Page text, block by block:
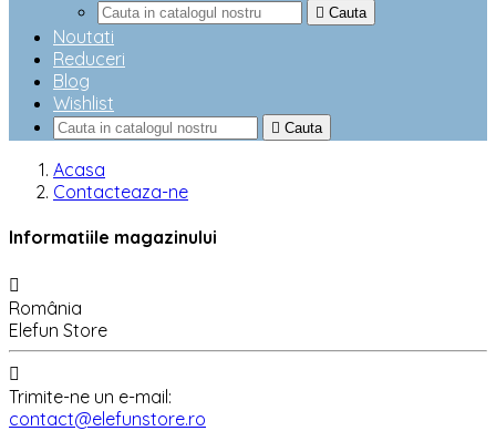
 Cauta
Noutati
Reduceri
Blog
Wishlist
 Cauta
Acasa
Contacteaza-ne
Informatiile magazinului

România
Elefun Store

Trimite-ne un e-mail:
contact@elefunstore.ro